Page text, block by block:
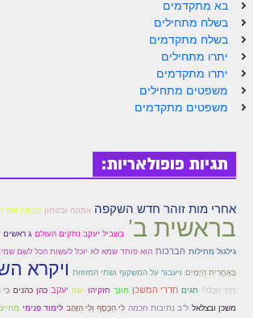
הזוהר הקדוש שמות מתחילים
הזוהר הקדוש שמות מתקדמים
הזוהר הקדוש וארא מתחילים
הזוהר הקדוש וארא מתקדמים
הזוהר הקדוש בא מתקדמים
הזוהר הקדוש בשלח מתקדמים
הזוהר הקדוש יתרו מתחילים
הזוהר הקדוש יתרו מתקדמים
משפטים מתחילים
בא מתקדמים
בשלח מתחילים
בשלח מתקדמים
יתרו מתחילים
יתרו מתקדמים
משפטים מתחילים
משפטים מתקדמים
תגיות פופולאריות:
אחרי מות זוהר חדש השקפה אמונה ובטחון בִּנְיָמִין זְאֵב
בראשית ב' בשביל יעקב נתקים העולם ג ראשים
גילגול מחילות הברכות הוא פוחד שמא לא יוכל לעשות הכל לשם
בְּאַחֲרִית הַיָּמִים ויעבור על המשקוף ושתי המזוזות ויקרא
דֶּרֶך הַכְּלָל! חגים חדרי המשכן חונך חזקיהו יונה יעקב כהן כהנים כִּי
משכן ובצלאל ל"ב נתיבות חכמה לִי הַכֶּסֶף וְלִי הַזָּהָב לימוד פנימי